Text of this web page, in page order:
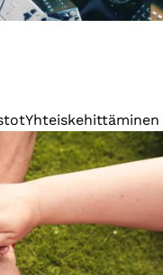
Yhteiskehittäminen